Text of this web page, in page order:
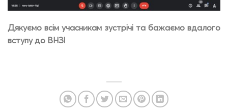
Дякуємо всім учасникам зустрічі та бажаємо вдалого
вступу до ВНЗ!